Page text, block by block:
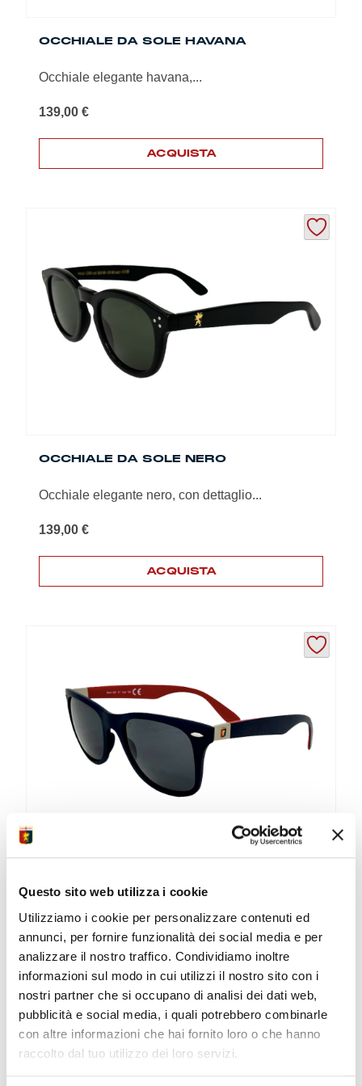
Questo sito web utilizza i cookie
Utilizziamo i cookie per personalizzare contenuti ed
annunci, per fornire funzionalità dei social media e per
analizzare il nostro traffico. Condividiamo inoltre
informazioni sul modo in cui utilizzi il nostro sito con i
nostri partner che si occupano di analisi dei dati web,
pubblicità e social media, i quali potrebbero combinarle
con altre informazioni che hai fornito loro o che hanno
raccolto dal tuo utilizzo dei loro servizi.
Party
Isolani x Genoa
Gift Card Online Store
OCCHIALE DA SOLE HAVANA
Occhiale elegante havana,...
139,00 €
ACQUISTA
OCCHIALE DA SOLE NERO
Occhiale elegante nero, con dettaglio...
139,00 €
ACQUISTA
Occhiale sportivo rossoblu,...
69,00
ACQUISTA